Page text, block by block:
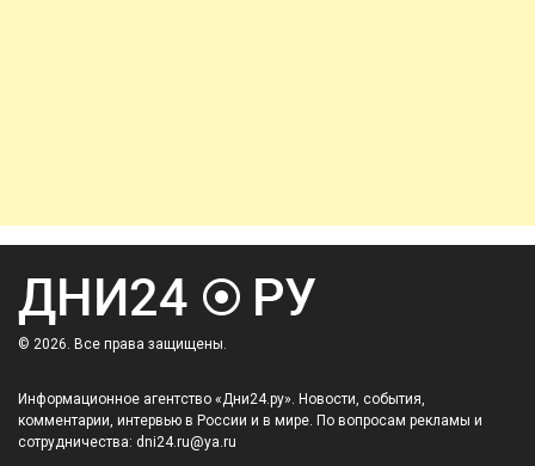
© 2026. Все права защищены.
Информационное агентство «Дни24.ру». Новости, события,
комментарии, интервью в России и в мире. По вопросам рекламы и
сотрудничества: dni24.ru@ya.ru